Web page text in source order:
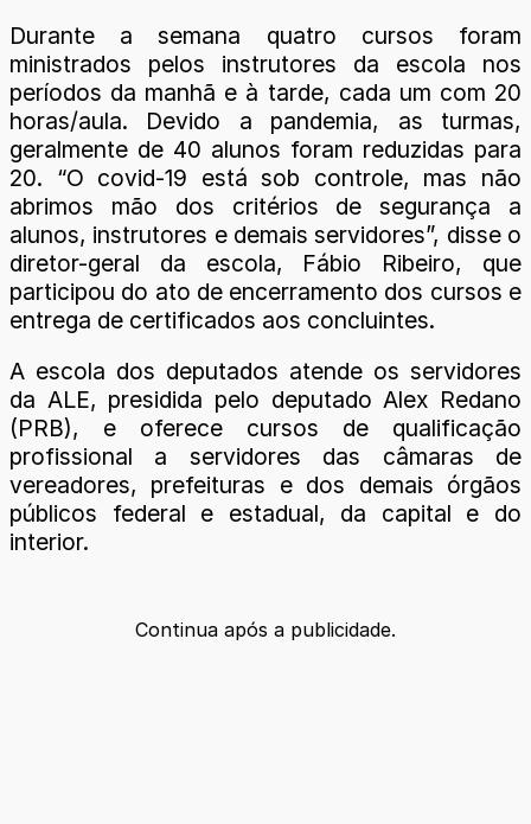
Durante a semana quatro cursos foram
ministrados pelos instrutores da escola nos
períodos da manhã e à tarde, cada um com 20
horas/aula. Devido a pandemia, as turmas,
geralmente de 40 alunos foram reduzidas para
20. “O covid-19 está sob controle, mas não
abrimos mão dos critérios de segurança a
alunos, instrutores e demais servidores”, disse o
diretor-geral da escola, Fábio Ribeiro, que
participou do ato de encerramento dos cursos e
entrega de certificados aos concluintes.
A escola dos deputados atende os servidores
da ALE, presidida pelo deputado Alex Redano
(PRB), e oferece cursos de qualificação
profissional a servidores das câmaras de
vereadores, prefeituras e dos demais órgãos
públicos federal e estadual, da capital e do
interior.
Continua após a publicidade.